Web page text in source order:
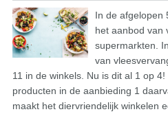
In de afgelopen
het aanbod van
supermarkten.
van
11 in de winkels. Nu is dit al 1 op
producten in de aanbieding 1
maakt het diervriendelijk winkelen